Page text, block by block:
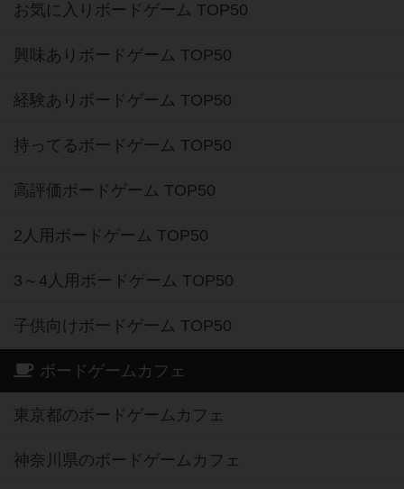
お気に入りボードゲーム TOP50
興味ありボードゲーム TOP50
経験ありボードゲーム TOP50
持ってるボードゲーム TOP50
高評価ボードゲーム TOP50
2人用ボードゲーム TOP50
3～4人用ボードゲーム TOP50
子供向けボードゲーム TOP50
ボードゲームカフェ
東京都のボードゲームカフェ
神奈川県のボードゲームカフェ